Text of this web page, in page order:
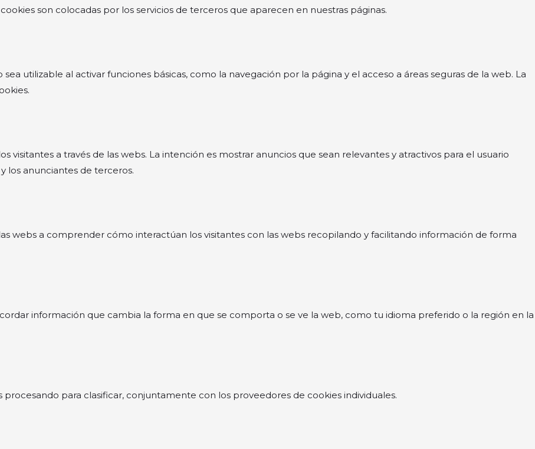
son colocadas por los servicios de terceros que aparecen en nuestras páginas.
utilizable al activar funciones básicas, como la navegación por la página y el acceso a áreas seguras de la web. La
visitantes a través de las webs. La intención es mostrar anuncios que sean relevantes y atractivos para el usuario
los anunciantes de terceros.
webs a comprender cómo interactúan los visitantes con las webs recopilando y facilitando información de forma
información que cambia la forma en que se comporta o se ve la web, como tu idioma preferido o la región en la
procesando para clasificar, conjuntamente con los proveedores de cookies individuales.